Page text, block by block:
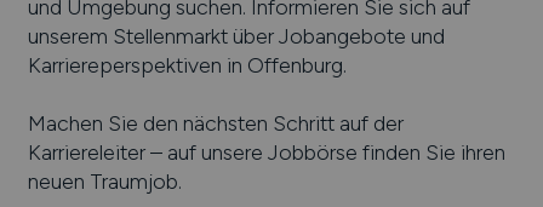
und Umgebung suchen. Informieren Sie sich auf
unserem Stellenmarkt über Jobangebote und
Karriereperspektiven in Offenburg.
Machen Sie den nächsten Schritt auf der
Karriereleiter – auf unsere Jobbörse finden Sie ihren
neuen Traumjob.